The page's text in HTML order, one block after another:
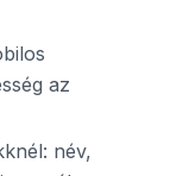
az
név,